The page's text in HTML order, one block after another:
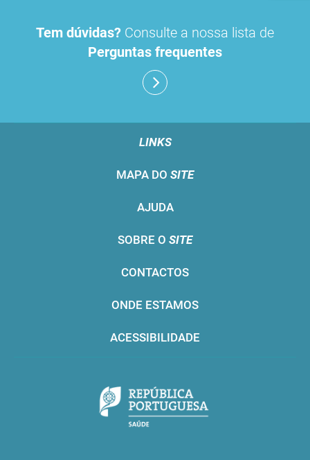
Tem dúvidas? Consulte a nossa lista de
Perguntas frequentes
LINKS
MAPA DO SITE
AJUDA
SOBRE O SITE
CONTACTOS
ONDE ESTAMOS
ACESSIBILIDADE